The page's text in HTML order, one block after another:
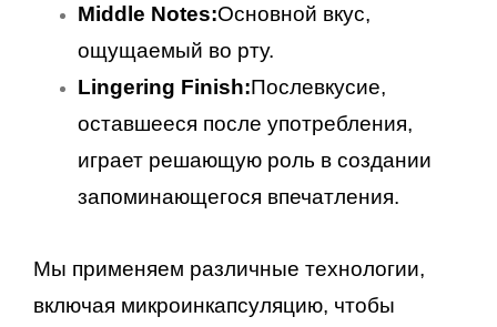
Middle Notes:Основной вкус,
ощущаемый во рту.
Lingering Finish:Послевкусие,
оставшееся после употребления,
играет решающую роль в создании
запоминающегося впечатления.
Мы применяем различные технологии,
включая микроинкапсуляцию, чтобы